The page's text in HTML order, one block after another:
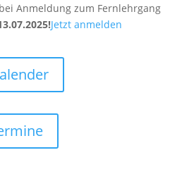
bei Anmeldung zum Fernlehrgang
Jetzt anmelden